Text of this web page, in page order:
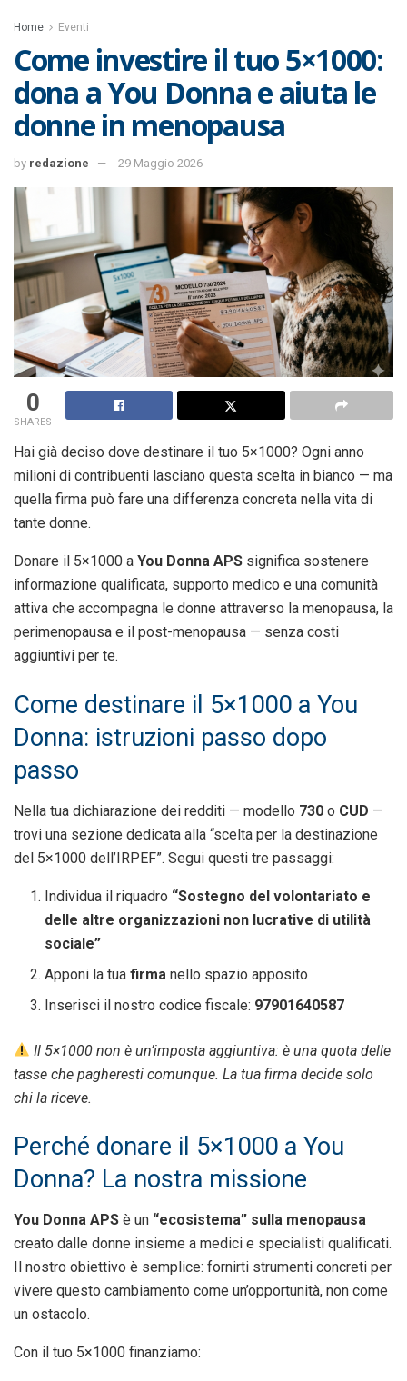
Home Eventi
Come investire il tuo 5×1000:
dona a You Donna e aiuta le
donne in menopausa
by redazione 29 Maggio 2026
0
SHARES
Hai già deciso dove destinare il tuo 5×1000? Ogni anno
milioni di contribuenti lasciano questa scelta in bianco — ma
quella firma può fare una differenza concreta nella vita di
tante donne.
Donare il 5×1000 a You Donna APS significa sostenere
informazione qualificata, supporto medico e una comunità
attiva che accompagna le donne attraverso la menopausa, la
perimenopausa e il post-menopausa — senza costi
aggiuntivi per te.
Come destinare il 5×1000 a You
Donna: istruzioni passo dopo
passo
Nella tua dichiarazione dei redditi — modello 730 o CUD —
trovi una sezione dedicata alla “scelta per la destinazione
del 5×1000 dell’IRPEF”. Segui questi tre passaggi:
Individua il riquadro “Sostegno del volontariato e
delle altre organizzazioni non lucrative di utilità
sociale”
Apponi la tuafirma nello spazio apposito
Inserisci il nostro codice fiscale: 97901640587
Il 5×1000 non è un’imposta aggiuntiva: è una quota delle
tasse che pagheresti comunque. La tua firma decide solo
chi la riceve.
Perché donare il 5×1000 a You
Donna? La nostra missione
You Donna APS è un “ecosistema” sulla menopausa
creato dalle donne insieme a medici e specialisti qualificati.
Il nostro obiettivo è semplice: fornirti strumenti concreti per
vivere questo cambiamento come un’opportunità, non come
un ostacolo.
Con il tuo 5×1000 finanziamo: